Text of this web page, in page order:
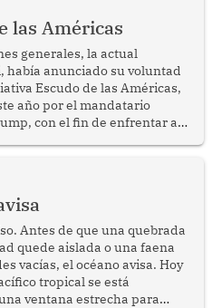
las Américas
generales, la actual
anunciado su voluntad
Escudo de las Américas,
año por el mandatario
con el fin de enfrentar al
Antes de que una quebrada
quede aislada o una faena
vacías, el océano avisa. Hoy
tropical se está
ventana estrecha para